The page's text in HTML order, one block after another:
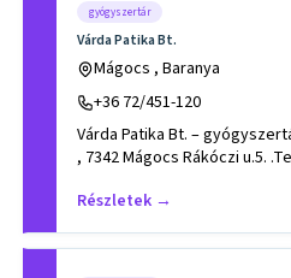
gyógyszertár
Várda Patika Bt.
Mágocs , Baranya
+36 72/451-120
Várda Patika Bt. –
, 7342 Mágocs Rákóczi u.5.
Részletek →